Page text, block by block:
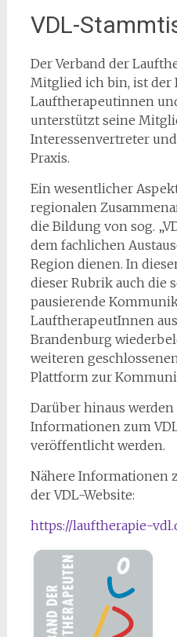
VDL-
Der Verband der
Mitglied ich bin, ist der
Lauftherapeutinnen
unterstützt seine
Interessenvertreter
Praxis.
Ein wesentlicher
regionalen
die Bildung von sog.
dem fachlichen
Region dienen. In
dieser Rubrik auch die
pausierende
LauftherapeutInnen
Brandenburg
weiteren
Plattform zur
Darüber hinaus
Informationen zum
veröffentlicht werden.
Nähere Informationen
der VDL-Website:
https://lauftherapie-